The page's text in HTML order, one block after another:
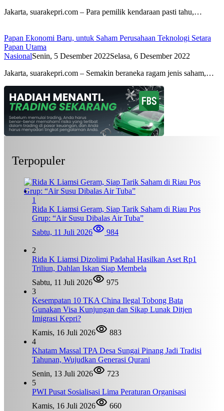
Jakarta, suarakepri.com – Para pemilik kendaraan pasti tahu,…
Papan Ekonomi Baru, untuk Saham Perusahaan Teknologi Setara
Papan Utama
NasionalSenin, 5 Desember 2022Selasa, 6 Desember 2022
Jakarta, suarakepri.com – Semakin beraneka ragam jenis saham,…
Terpopuler
1
Rida K Liamsi Geram, Siap Tarik Saham di Riau Pos
Grup: “Air Susu Dibalas Air Tuba”
Sabtu, 11 Juli 2026
984
2
Rida K Liamsi Dizolimi Padahal Hasilkan Aset Rp1
Triliun, Dahlan Iskan Siap Membela
Sabtu, 11 Juli 2026
975
3
Kesempatan 10 TKA China Ilegal Tobong Bata
Gunakan Visa Kunjungan dan Sikap Lunak Ditjen
Imigrasi Kepri?
Kamis, 16 Juli 2026
883
4
Khatam Massal TPA Desa Sungai Pinang Jadi Tradisi
Tahunan, Wujudkan Generasi Qurani
Senin, 13 Juli 2026
723
5
PWI Pusat Sosialisasi Lima Peraturan Organisasi
Kamis, 16 Juli 2026
660